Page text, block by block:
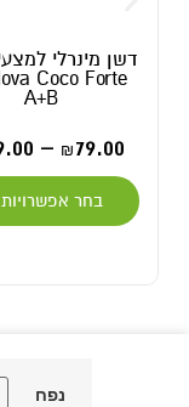
דשן מינרלי
Coco Forte
A+B
₪79.00
–
בחר אפשרויות
נפח